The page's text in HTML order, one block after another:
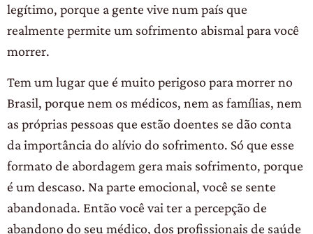
legítimo, porque a gente vive num país que
realmente permite um sofrimento abismal para você
morrer.
Tem um lugar que é muito perigoso para morrer no
Brasil, porque nem os médicos, nem as famílias, nem
as próprias pessoas que estão doentes se dão conta
da importância do alívio do sofrimento. Só que esse
formato de abordagem gera mais sofrimento, porque
é um descaso. Na parte emocional, você se sente
abandonada. Então você vai ter a percepção de
abandono do seu médico, dos profissionais de saúde